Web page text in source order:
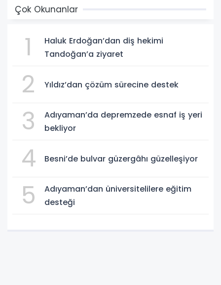
Çok Okunanlar
1
Haluk Erdoğan’dan diş hekimi
Tandoğan’a ziyaret
2 Yıldız’dan çözüm sürecine destek
3
Adıyaman’da depremzede esnaf iş yeri
bekliyor
4 Besni’de bulvar güzergâhı güzelleşiyor
5
Adıyaman’dan üniversitelilere eğitim
desteği